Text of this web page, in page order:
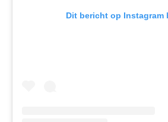
Dit bericht op Instagram